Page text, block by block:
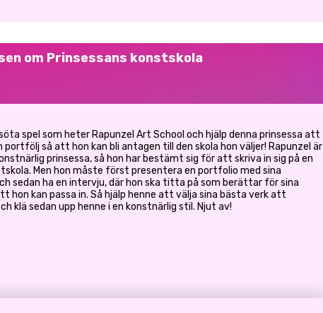
om Prinsessans konstskola
spel som heter Rapunzel Art School och hjälp denna prinsessa att
portfölj så att hon kan bli antagen till den skola hon väljer! Rapunzel är
prinsessa, så hon har bestämt sig för att skriva in sig på en
Men hon måste först presentera en portfolio med sina
sedan ha en intervju, där hon ska titta på som berättar för sina
hon kan passa in. Så hjälp henne att välja sina bästa verk att
klä sedan upp henne i en konstnärlig stil. Njut av!